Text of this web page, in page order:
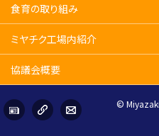
食育の取り組み
ミヤチク工場内紹介
協議会概要
©